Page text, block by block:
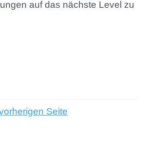
auf das nächste Level zu
Seite